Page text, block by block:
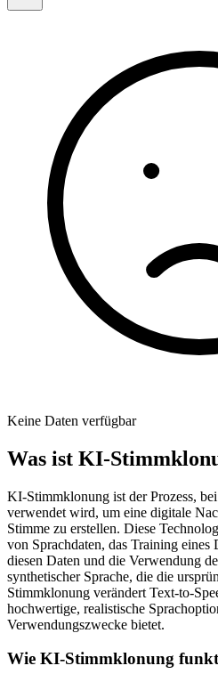
Keine Daten verfügbar
Was ist KI-
KI-Stimmklonung ist der Prozess,
verwendet wird, um eine digitale
Stimme zu erstellen. Diese
von Sprachdaten, das Training
diesen Daten und die Verwendung
synthetischer Sprache, die die
Stimmklonung verändert Text-to-
hochwertige, realistische
Verwendungszwecke bietet.
Wie KI-Stimmklonung